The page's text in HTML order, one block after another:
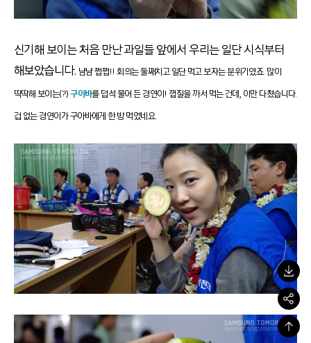
신기해 보이는 처음 만난 과일들 앞에서 우리는 일단 시식부터
해보았습니다. 냠냠 쩝쩝!! 회의는 둘째치고 일단 먹고 보자는 분위기였죠. 많이
딱딱해 보이는(?)구아바를 덥석 물어 든 경연이! 껍질을 까서 먹는 건데, 이만 다쳤습니다.
겁 없는 경연이가 구아바에게 한 방 먹었네요.